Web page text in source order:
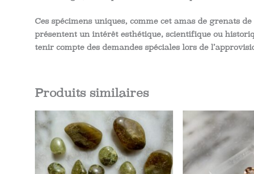
Ces spécimens uniques, comme cet amas de grenats
présentent un intérêt esthétique, scientifique ou
tenir compte des demandes spéciales lors de
Produits similaires